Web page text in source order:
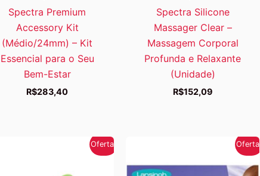
Spectra Premium
Accessory Kit
(Médio/24mm) – Kit
Essencial para o Seu
Bem-Estar
R$283,40
Spectra Silicone
Massager Clear –
Massagem Corporal
Profunda e Relaxante
(Unidade)
R$152,09
Oferta! Oferta!